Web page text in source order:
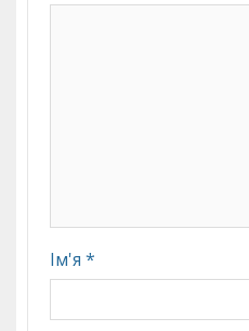
Ім'я *